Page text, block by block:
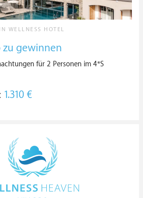
WELLNESS HOTEL
zu gewinnen
für 2 Personen im 4*S
1.310 €